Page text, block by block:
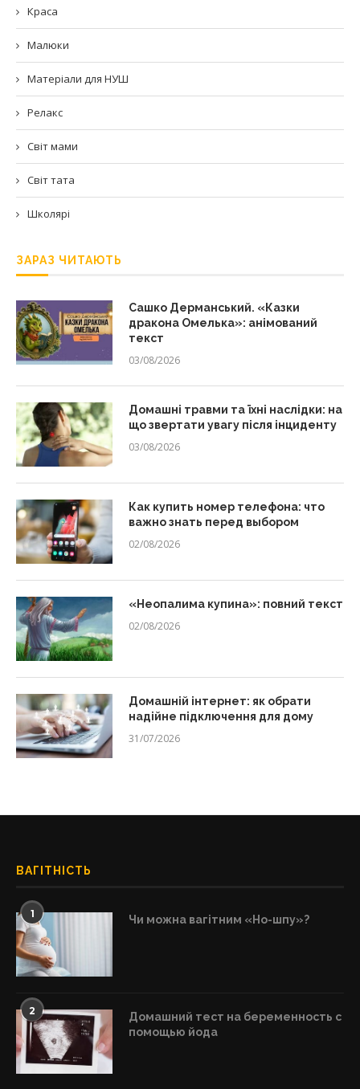
Краса
Малюки
Матеріали для НУШ
Релакс
Світ мами
Світ тата
Школярі
ЗАРАЗ ЧИТАЮТЬ
Сашко Дерманський. «Казки
дракона Омелька»: анімований
текст
03/08/2026
Домашні травми та їхні наслідки: на
що звертати увагу після інциденту
03/08/2026
Как купить номер телефона: что
важно знать перед выбором
02/08/2026
«Неопалима купина»: повний текст
02/08/2026
Домашній інтернет: як обрати
надійне підключення для дому
31/07/2026
ВАГІТНІСТЬ
1 Чи можна вагітним «Но-шпу»?
2
Домашний тест на беременность с
помощью йода